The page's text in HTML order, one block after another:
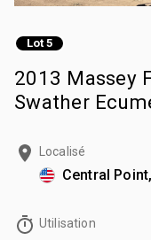
Lot 5
2013 Massey
Swather
Localisé
Central
Utilisation